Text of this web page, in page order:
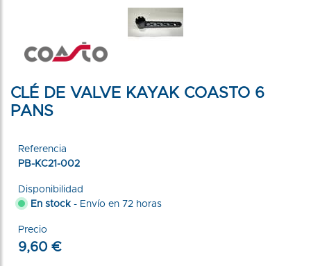
CLÉ DE VALVE KAYAK COASTO 6
PANS
Referencia
PB-KC21-002
Disponibilidad
En stock - Envío en 72 horas
Precio
9,60 €